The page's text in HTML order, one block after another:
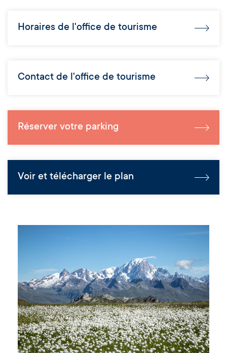
Horaires de l'office de tourisme
Contact de l'office de tourisme
Réserver votre parking
Voir et télécharger le plan